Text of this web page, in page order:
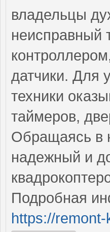
владельцы
неисправный
датчики. Для
техники
таймеров,
Обращаясь в
надежный и
Подробная
https://